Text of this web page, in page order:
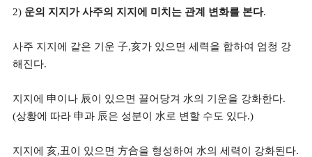
2) 운의 지지가 사주의 지지에 미치는 관계 변화를 본다.
사주 지지에 같은 기운 子,亥가 있으면 세력을 합하여 엄청 강
해진다.
지지에 申이나 辰이 있으면 끌어당겨 水의 기운을 강화한다.
(상황에 따라 申과 辰은 성분이 水로 변할 수도 있다.)
지지에 亥,丑이 있으면 方合을 형성하여 水의 세력이 강화된다.